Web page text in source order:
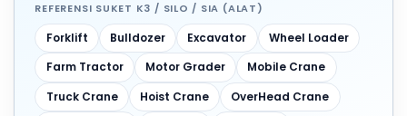
REFERENSI SUKET K3 / SILO / SIA (ALAT)
Forklift Bulldozer Excavator
Wheel Loader
Farm Tractor
Motor Grader
Mobile Crane
Truck Crane
Hoist Crane
OverHead Crane